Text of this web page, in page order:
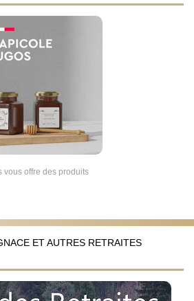
vous offre des produits
ET AUTRES RETRAITES